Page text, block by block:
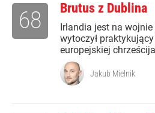
Brutus z Dublina
Irlandia jest na
wytoczył
europejskiej
68
Jakub Mielnik